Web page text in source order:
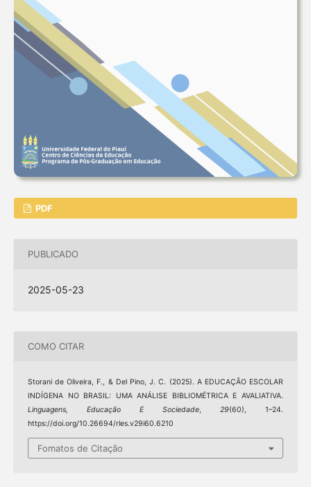
PDF
PUBLICADO
2025-05-23
COMO CITAR
Storani de Oliveira, F., & Del Pino, J. C. (2025). A EDUCAÇÃO ESCOLAR
INDÍGENA NO BRASIL: UMA ANÁLISE BIBLIOMÉTRICA E AVALIATIVA.
Linguagens, Educação E Sociedade,29(60), 1–24.
https://doi.org/10.26694/rles.v29i60.6210
Fomatos de Citação